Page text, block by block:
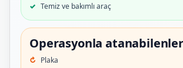
Temiz ve bakımlı araç
Operasyonla atanabilenler
Plaka